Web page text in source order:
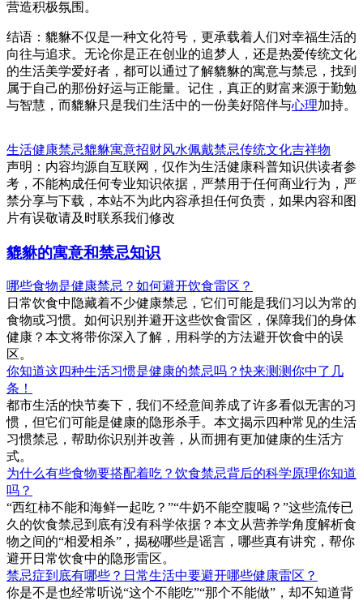
营造积极氛围。
结语：貔貅不仅是一种文化符号，更承载着人们对幸福生活的
向往与追求。无论你是正在创业的追梦人，还是热爱传统文化
的生活美学爱好者，都可以通过了解貔貅的寓意与禁忌，找到
属于自己的那份好运与正能量。记住，真正的财富来源于勤勉
与智慧，而貔貅只是我们生活中的一份美好陪伴与心理加持。
生活健康禁忌貔貅寓意招财风水佩戴禁忌传统文化吉祥物
声明：内容均源自互联网，仅作为生活健康科普知识供读者参
考，不能构成任何专业知识依据，严禁用于任何商业行为，严
禁分享与下载，本站不为此内容承担任何负责，如果内容和图
片有误敬请及时联系我们修改
貔貅的寓意和禁忌知识
哪些食物是健康禁忌？如何避开饮食雷区？
日常饮食中隐藏着不少健康禁忌，它们可能是我们习以为常的
食物或习惯。如何识别并避开这些饮食雷区，保障我们的身体
健康？本文将带你深入了解，用科学的方法避开饮食中的误
区。
你知道这四种生活习惯是健康的禁忌吗？快来测测你中了几
条！
都市生活的快节奏下，我们不经意间养成了许多看似无害的习
惯，但它们可能是健康的隐形杀手。本文揭示四种常见的生活
习惯禁忌，帮助你识别并改善，从而拥有更加健康的生活方
式。
为什么有些食物要搭配着吃？饮食禁忌背后的科学原理你知道
吗？
“西红柿不能和海鲜一起吃？”“牛奶不能空腹喝？”这些流传已
久的饮食禁忌到底有没有科学依据？本文从营养学角度解析食
物之间的“相爱相杀”，揭秘哪些是谣言，哪些真有讲究，帮你
避开日常饮食中的隐形雷区。
禁忌症到底有哪些？日常生活中要避开哪些健康雷区？
你是不是也经常听说“这个不能吃”“那个不能做”，却不知道背